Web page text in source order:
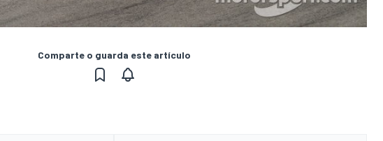
Comparte o guarda este artículo